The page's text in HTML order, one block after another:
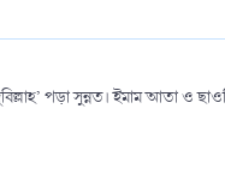
পড়া সুন্নত। ইমাম আতা ও